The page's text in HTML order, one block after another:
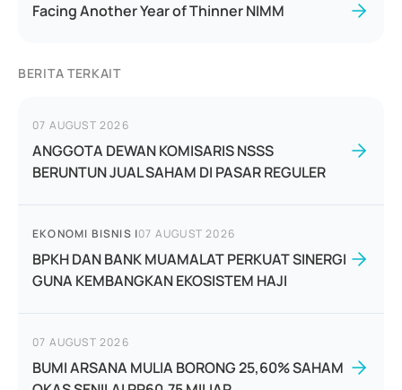
Facing Another Year of Thinner NIMM
BERITA TERKAIT
07 AUGUST 2026
ANGGOTA DEWAN KOMISARIS NSSS
BERUNTUN JUAL SAHAM DI PASAR REGULER
EKONOMI BISNIS |07 AUGUST 2026
BPKH DAN BANK MUAMALAT PERKUAT SINERGI
GUNA KEMBANGKAN EKOSISTEM HAJI
07 AUGUST 2026
BUMI ARSANA MULIA BORONG 25,60% SAHAM